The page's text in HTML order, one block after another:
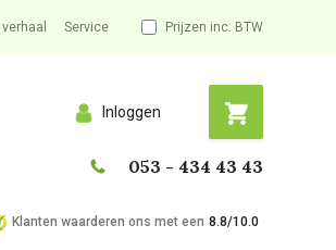
Service Prijzen inc. BTW
Inloggen
053 - 434 43 43
Klanten waarderen ons met een 8.8/10.0